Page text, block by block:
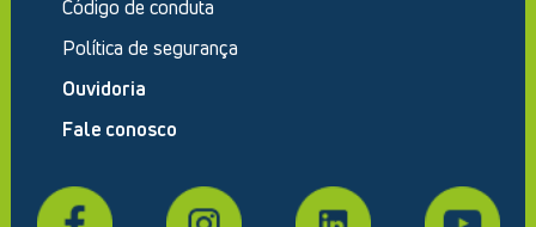
Código de conduta
Política de segurança
Ouvidoria
Fale conosco